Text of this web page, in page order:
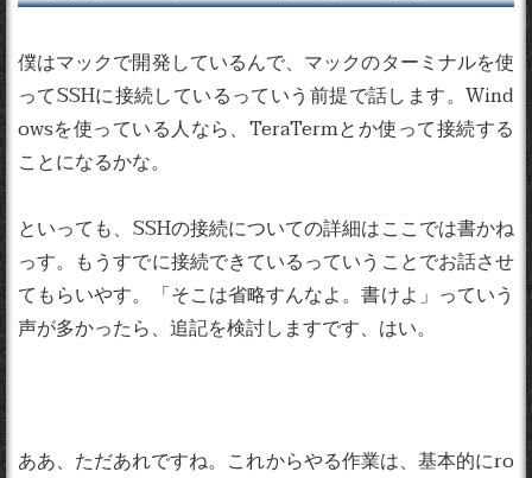
僕はマックで開発しているんで、マックのターミナルを使
ってSSHに接続しているっていう前提で話します。Wind
owsを使っている人なら、TeraTermとか使って接続する
ことになるかな。
といっても、SSHの接続についての詳細はここでは書かね
っす。もうすでに接続できているっていうことでお話させ
てもらいやす。「そこは省略すんなよ。書けよ」っていう
声が多かったら、追記を検討しますです、はい。
ああ、ただあれですね。これからやる作業は、基本的にro